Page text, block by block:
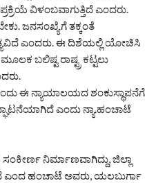
ವಿಳಂಬವಾಗುತ್ತಿದೆ ಎಂದರು.
ಜನಸಂಖ್ಯೆಗೆ ತಕ್ಕಂತೆ
ಎಂದರು. ಈ ದಿಶೆಯಲ್ಲಿ ಯೋಚಿಸಿ
ಬಲಿಷ್ಟ ರಾಷ್ಟ್ರ ಕಟ್ಟಲು
ಈ ನ್ಯಾಯಾಲಯದ ಶಂಕುಸ್ಥಾಪನೆಗೆ
ಎಂದು ನ್ಯಾ.ಹಂಚಾಟೆ
ನಿರ್ಮಾಣವಾಗಿದ್ದು, ಜಿಲ್ಲಾ
ಎಂದ ಹಂಚಾಟೆ ಅವರು, ಯಲಬುರ್ಗಾ